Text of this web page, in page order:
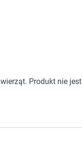
Produkt nie jest